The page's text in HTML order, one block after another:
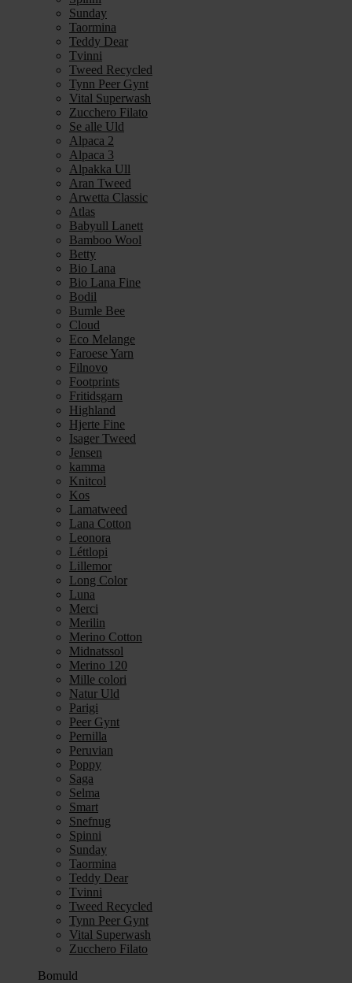
Sunday
Taormina
Teddy Dear
Tvinni
Tweed Recycled
Tynn Peer Gynt
Vital Superwash
Zucchero Filato
Se alle Uld
Alpaca 2
Alpaca 3
Alpakka Ull
Aran Tweed
Arwetta Classic
Atlas
Babyull Lanett
Bamboo Wool
Betty
Bio Lana
Bio Lana Fine
Bodil
Bumle Bee
Cloud
Eco Melange
Faroese Yarn
Filnovo
Footprints
Fritidsgarn
Highland
Hjerte Fine
Isager Tweed
Jensen
kamma
Knitcol
Kos
Lamatweed
Lana Cotton
Leonora
Léttlopi
Lillemor
Long Color
Luna
Merci
Merilin
Merino Cotton
Midnatssol
Merino 120
Mille colori
Natur Uld
Parigi
Peer Gynt
Pernilla
Peruvian
Poppy
Saga
Selma
Smart
Snefnug
Spinni
Sunday
Taormina
Teddy Dear
Tvinni
Tweed Recycled
Tynn Peer Gynt
Vital Superwash
Zucchero Filato
Bomuld